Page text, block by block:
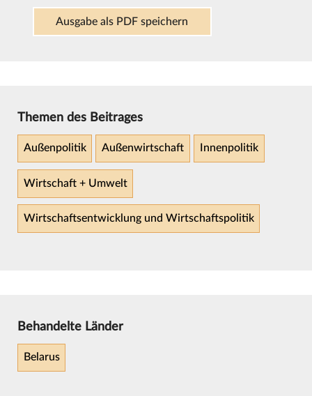
Ausgabe als PDF speichern
Themen des Beitrages
Außenpolitik Außenwirtschaft Innenpolitik
Wirtschaft + Umwelt
Wirtschaftsentwicklung und Wirtschaftspolitik
Behandelte Länder
Belarus